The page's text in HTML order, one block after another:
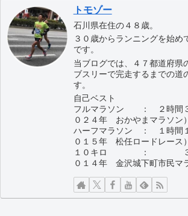
トモゾー
石川県在住の４８歳。
３０歳からランニングを始め
です。
当ブログでは、４７都道府県
ブスリーで完走するまでの道
す。
自己ベスト
フルマラソン ： ２時間
０２４年 おかやまマラソン）
ハーフマラソン ： １時間
０１５年 松任ロードレース）
１０キロ ： ３４
０１４年 金沢城下町市民マ